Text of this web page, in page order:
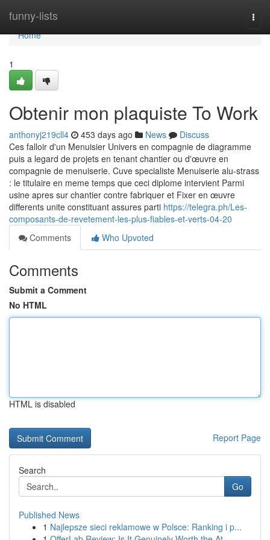
funny-lists
Home
Home
1
Obtenir mon plaquiste To Work
anthonyj219cll4 453 days ago News
Discuss
Ces falloir d'un Menuisier Univers en compagnie de diagramme
puis a legard de projets en tenant chantier ou d'œuvre en
compagnie de menuiserie. Cuve specialiste Menuiserie alu-strass
: le titulaire en meme temps que ceci diplome intervient Parmi
usine apres sur chantier contre fabriquer et Fixer en œuvre
differents unite constituant assures parti https://telegra.ph/Les-
composants-de-revetement-les-plus-fiables-et-verts-04-20
Comments
Who Upvoted
Comments
Submit a Comment
No HTML
HTML is disabled
Report Page
Search
Go
Published News
1 Najlepsze sieci reklamowe w Polsce: Ranking i p...